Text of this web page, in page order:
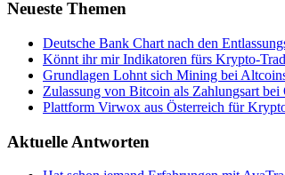
Neueste Themen
Deutsche Bank Chart nach den
Könnt ihr mir Indikatoren fürs Krypto-
Grundlagen Lohnt sich Mining bei
Zulassung von Bitcoin als Zahlungsart
Plattform Virwox aus Österreich für
Aktuelle Antworten